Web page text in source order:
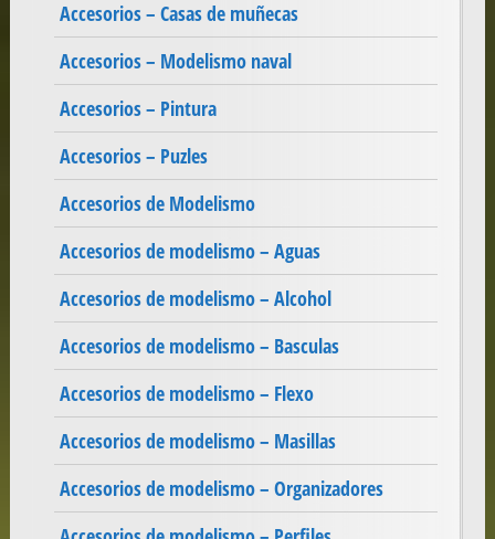
Accesorios – Casas de muñecas
Accesorios – Modelismo naval
Accesorios – Pintura
Accesorios – Puzles
Accesorios de Modelismo
Accesorios de modelismo – Aguas
Accesorios de modelismo – Alcohol
Accesorios de modelismo – Basculas
Accesorios de modelismo – Flexo
Accesorios de modelismo – Masillas
Accesorios de modelismo – Organizadores